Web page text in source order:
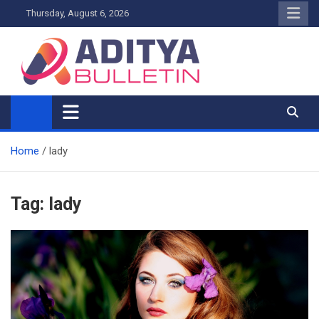
to
Thursday, August 6, 2026
Home lady
Tag: lady